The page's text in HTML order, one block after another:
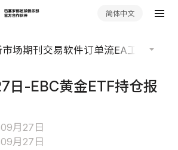
简体中文
市场期刊交易软件订单流EA工具库
日-EBC黄金ETF持仓报
月27日
月27日